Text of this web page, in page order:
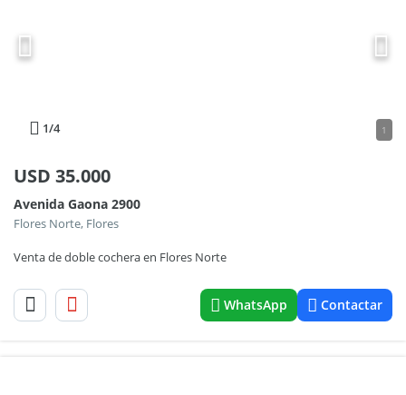
1/4 1
USD 35.000
Avenida Gaona 2900
Flores Norte, Flores
Venta de doble cochera en Flores Norte
WhatsApp Contactar